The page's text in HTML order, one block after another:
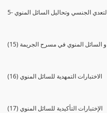
الجنسي وتحاليل السائل المنوي
و السائل المنوي في مسرح الجريمة
(16) الاختبارات التمهدية للسائل المنوي
(17) الإختبارات التأكيدية للسائل المنوي